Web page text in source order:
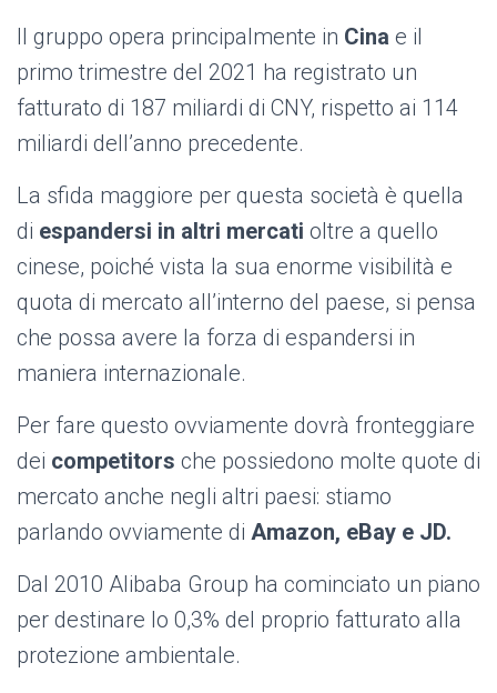
Il gruppo opera principalmente in Cina e il
primo trimestre del 2021 ha registrato un
fatturato di 187 miliardi di CNY, rispetto ai 114
miliardi dell’anno precedente.
La sfida maggiore per questa società è quella
di espandersi in altri mercati oltre a quello
cinese, poiché vista la sua enorme visibilità e
quota di mercato all’interno del paese, si pensa
che possa avere la forza di espandersi in
maniera internazionale.
Per fare questo ovviamente dovrà fronteggiare
dei competitors che possiedono molte quote di
mercato anche negli altri paesi: stiamo
parlando ovviamente di Amazon, eBay e JD.
Dal 2010 Alibaba Group ha cominciato un piano
per destinare lo 0,3% del proprio fatturato alla
protezione ambientale.